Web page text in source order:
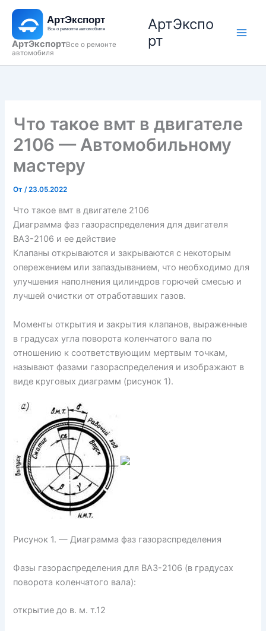
Перейти
содержимому
АртЭкспортВсе о ремонте
автомобиля
АртЭкспо
рт
Что такое вмт в двигателе
2106 — Автомобильному
мастеру
От /23.05.2022
Что такое вмт в двигателе 2106
Диаграмма фаз газораспределения для двигателя
ВАЗ-2106 и ее действие
Клапаны открываются и закрываются с некоторым
опережением или запаздыванием, что необходимо для
улучшения наполнения цилиндров горючей смесью и
лучшей очистки от отработавших газов.
Моменты открытия и закрытия клапанов, выраженные
в градусах угла поворота коленчатого вала по
отношению к соответствующим мертвым точкам,
называют фазами газораспределения и изображают в
виде круговых диаграмм (рисунок 1).
Рисунок 1. — Диаграмма фаз газораспределения
Фазы газораспределения для ВАЗ-2106 (в градусах
поворота коленчатого вала):
открытие до в. м. т.12